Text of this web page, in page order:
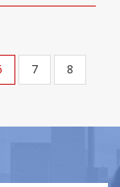
7
8